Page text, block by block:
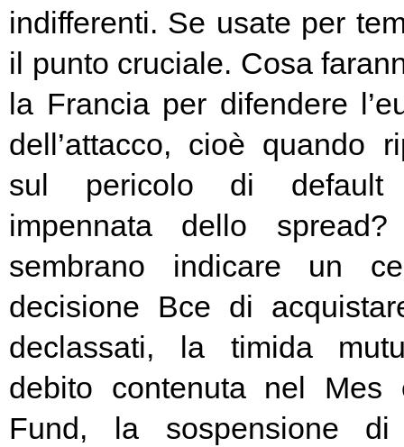
indifferenti. Se usate per
il punto cruciale. Cosa
la Francia per difendere
dell’attacco, cioè quando
sul pericolo di default
impennata dello
sembrano indicare un
decisione Bce di
declassati, la timida
debito contenuta nel Mes
Fund, la sospensione di